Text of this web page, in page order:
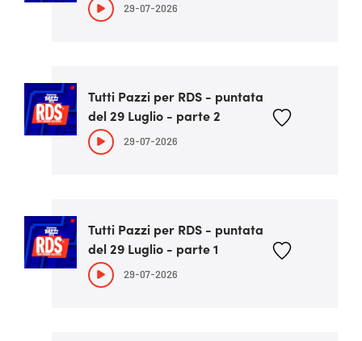
29-07-2026
Tutti Pazzi per RDS - puntata
del 29 Luglio - parte 2
29-07-2026
Tutti Pazzi per RDS - puntata
del 29 Luglio - parte 1
29-07-2026